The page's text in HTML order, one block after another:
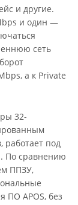
и другие.
и один —
сеть
а к Private
32-
работает под
По сравнению
ППЗУ,
ПО APOS, без